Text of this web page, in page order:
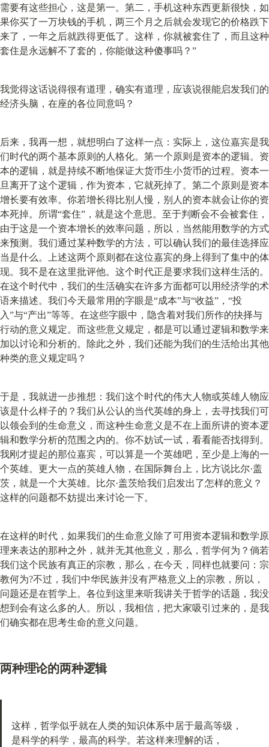
需要有这些担心，这是第一。第二，手机这种东西更新很快，如
果你买了一万块钱的手机，两三个月之后就会发现它的价格跌下
来了，一年之后就跌得更低了。这样，你就被套住了，而且这种
套住是永远解不了套的，你能做这种傻事吗？”
我觉得这话说得很有道理，确实有道理，应该说很能启发我们的
经济头脑，在座的各位同意吗？
后来，我再一想，就想明白了这样一点：实际上，这位嘉宾是我
们时代的两个基本原则的人格化。第一个原则是资本的逻辑。资
本的逻辑，就是持续不断地保证大货币生小货币的过程。资本一
旦离开了这个逻辑，作为资本，它就死掉了。第二个原则是资本
增长要有效率。你若增长得比别人慢，别人的资本就会让你的资
本死掉。所谓“套住”，就是这个意思。至于判断会不会被套住，
由于这是一个资本增长的效率问题，所以，当然能用数学的方式
来预测。我们通过某种数学的方法，可以确认我们的最佳选择应
当是什么。上述这两个原则都在这位嘉宾的身上得到了集中的体
现。我不是在这里批评他。这个时代正是要求我们这样生活的。
在这个时代中，我们的生活确实在许多方面都可以用经济学的术
语来描述。我们今天最常用的字眼是“成本”与“收益”，“投
入”与“产出”等等。在这些字眼中，隐含着对我们所作的抉择与
行动的意义规定。而这些意义规定，都是可以通过逻辑和数学来
加以讨论和分析的。除此之外，我们还能为我们的生活给出其他
种类的意义规定吗？
于是，我就进一步推想：我们这个时代的伟大人物或英雄人物应
该是什么样子的？我们从公认的当代英雄的身上，去寻找我们可
以领会到的生命意义，而这种生命意义是不在上面所讲的资本逻
辑和数学分析的范围之内的。你不妨试一试，看看能否找得到。
我刚才提起的那位嘉宾，可以算是一个英雄吧，至少是上海的一
个英雄。更大一点的英雄人物，在国际舞台上，比方说比尔·盖
茨，就是一个大英雄。比尔·盖茨给我们启发出了怎样的意义？
这样的问题都不妨提出来讨论一下。
在这样的时代，如果我们的生命意义除了可用资本逻辑和数学原
理来表达的那种之外，就并无其他意义，那么，哲学何为？倘若
我们这个民族有真正的宗教，那么，在今天，同样也就要问：宗
教何为?不过，我们中华民族并没有严格意义上的宗教，所以，
问题还是在哲学上。各位到这里来听我讲关于哲学的话题，我没
想到会有这么多的人。所以，我相信，把大家吸引过来的，是我
们确实都在思考生命的意义问题。
两种理论的两种逻辑
这样，哲学似乎就在人类的知识体系中居于最高等级，
是科学的科学，最高的科学。若这样来理解的话，